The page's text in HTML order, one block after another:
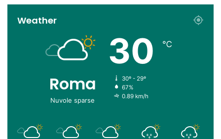
Weather
Roma
Nuvole sparse
30 ℃
30º - 29º
67%
0.89 km/h